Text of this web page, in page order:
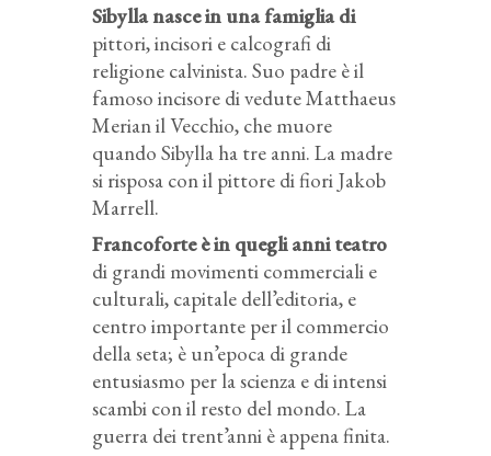
Sibylla nasce in una famiglia di
pittori, incisori e calcografi di
religione calvinista. Suo padre è il
famoso incisore di vedute Matthaeus
Merian il Vecchio, che muore
quando Sibylla ha tre anni. La madre
si risposa con il pittore di fiori Jakob
Marrell.
Francoforte è in quegli anni teatro
di grandi movimenti commerciali e
culturali, capitale dell’editoria, e
centro importante per il commercio
della seta; è un’epoca di grande
entusiasmo per la scienza e di intensi
scambi con il resto del mondo. La
guerra dei trent’anni è appena finita.